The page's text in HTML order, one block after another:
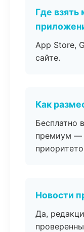
Где взять
App Store,
сайте.
Как
Бесплатно
премиум —
Новости
Да,